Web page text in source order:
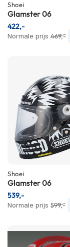
l
m
e
n
n
m
e
t
z
o
n
e
v
i
z
e
Shoei
Glamster 06
Normale prijs 469,-
422,-
Shoei
Glamster 06
Normale prijs 599,-
539,-